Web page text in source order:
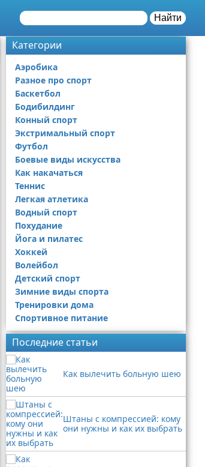
Найти
Категории
Аэробика
Разное про спорт
Баскетбол
Бодибилдинг
Конный спорт
Экстримальный спорт
Футбол
Боевые виды искусства
Как накачаться
Теннис
Легкая атлетика
Водный спорт
Похудание
Йога и пилатес
Хоккей
Волейбол
Детский спорт
Зимние виды спорта
Тренировки дома
Спортивное питание
Последние статьи
Как вылечить больную шею
Штаны с компрессией: кому
они нужны и как их выбрать